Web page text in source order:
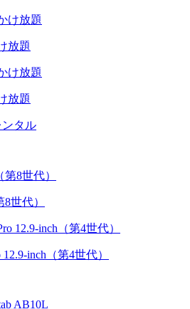
放題
放題
ンタル
8世代）
12.9-inch（第4世代）